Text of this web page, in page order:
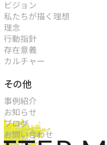
ビジョン
私たちが描く理想
理念
行動指針
存在意義
カルチャー
その他
事例紹介
お知らせ
ブログ
お問い合わせ